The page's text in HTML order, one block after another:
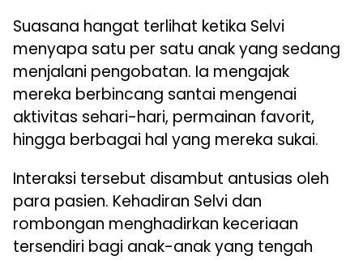
Suasana hangat terlihat ketika Selvi
menyapa satu per satu anak yang sedang
menjalani pengobatan. Ia mengajak
mereka berbincang santai mengenai
aktivitas sehari-hari, permainan favorit,
hingga berbagai hal yang mereka sukai.
Interaksi tersebut disambut antusias oleh
para pasien. Kehadiran Selvi dan
rombongan menghadirkan keceriaan
tersendiri bagi anak-anak yang tengah